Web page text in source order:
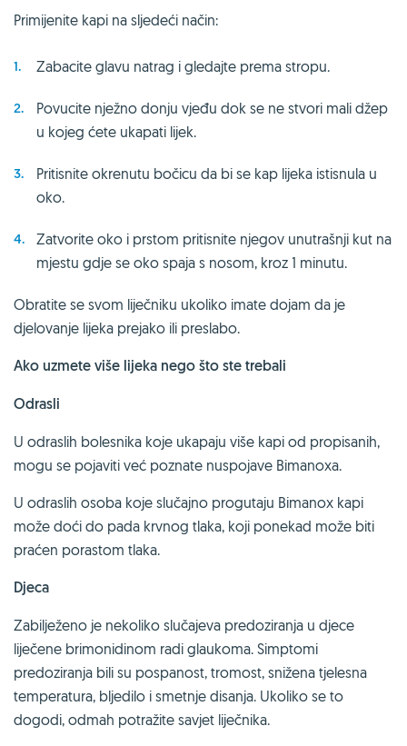
Primijenite kapi na sljedeći način:
Zabacite glavu natrag i gledajte prema stropu.
Povucite nježno donju vjeđu dok se ne stvori mali džep
u kojeg ćete ukapati lijek.
Pritisnite okrenutu bočicu da bi se kap lijeka istisnula u
oko.
Zatvorite oko i prstom pritisnite njegov unutrašnji kut na
mjestu gdje se oko spaja s nosom, kroz 1 minutu.
Obratite se svom liječniku ukoliko imate dojam da je
djelovanje lijeka prejako ili preslabo.
Ako uzmete više lijeka nego što ste trebali
Odrasli
U odraslih bolesnika koje ukapaju više kapi od propisanih,
mogu se pojaviti već poznate nuspojave Bimanoxa.
U odraslih osoba koje slučajno progutaju Bimanox kapi
može doći do pada krvnog tlaka, koji ponekad može biti
praćen porastom tlaka.
Djeca
Zabilježeno je nekoliko slučajeva predoziranja u djece
liječene brimonidinom radi glaukoma. Simptomi
predoziranja bili su pospanost, tromost, snižena tjelesna
temperatura, bljedilo i smetnje disanja. Ukoliko se to
dogodi, odmah potražite savjet liječnika.